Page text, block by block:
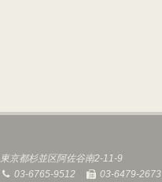
東京都杉並区阿佐谷南2-11-9
03-6765-9512
03-6479-2673